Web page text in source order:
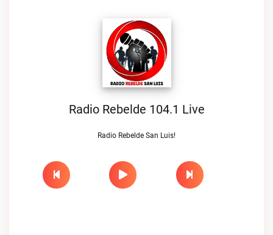
Radio Rebelde 104.1 Live
Radio Rebelde San Luis!